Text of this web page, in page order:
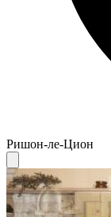
Ришон-ле-Цион